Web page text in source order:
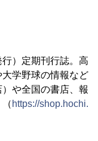
）定期刊行誌。高
学野球の情報など
や全国の書店、報
https://shop.hochi.